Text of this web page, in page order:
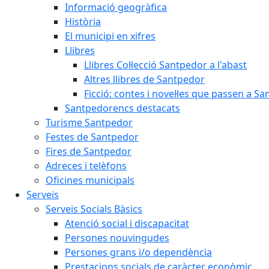
Informació geogràfica
Història
El municipi en xifres
Llibres
Llibres Col·lecció Santpedor a l'abast
Altres llibres de Santpedor
Ficció: contes i novel·les que passen a
Santpedorencs destacats
Turisme Santpedor
Festes de Santpedor
Fires de Santpedor
Adreces i telèfons
Oficines municipals
Serveis
Serveis Socials Bàsics
Atenció social i discapacitat
Persones nouvingudes
Persones grans i/o dependència